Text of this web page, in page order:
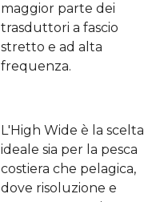
maggior parte dei
trasduttori a fascio
stretto e ad alta
frequenza.
L'High Wide è la scelta
ideale sia per la pesca
costiera che pelagica,
dove risoluzione e